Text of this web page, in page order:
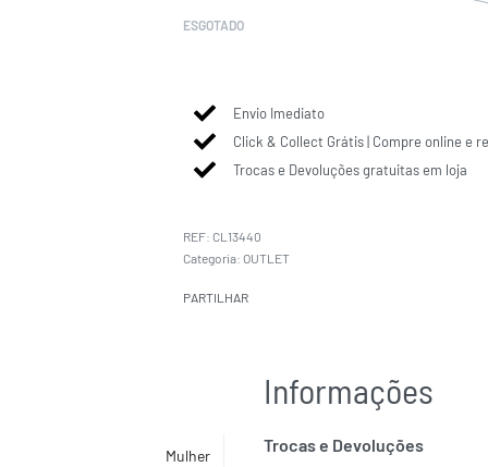
ESGOTADO
Envio Imediato
Click & Collect Grátis | Compre online e
Trocas e Devoluções gratuitas em loja
CL13440
Categoria: OUTLET
PARTILHAR
Mulher
Informações
Trocas e Devoluções